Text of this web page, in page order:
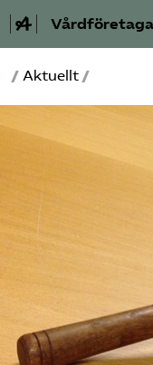
Valmanifest
Om oss
/ Aktuellt /